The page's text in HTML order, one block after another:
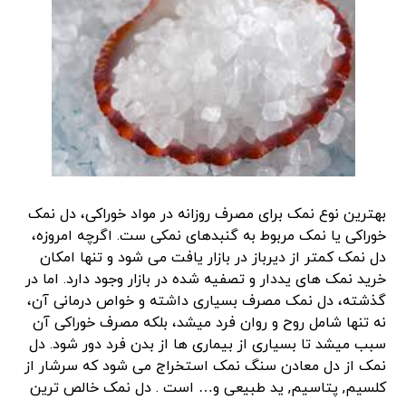
بهترین نوع نمک برای مصرف روزانه در مواد خوراکی، دل نمک
خوراکی یا نمک مربوط به گنبدهای نمکی ست. اگرچه امروزه،
دل نمک کمتر از دیرباز در بازار یافت می شود و تنها امکان
خرید نمک های یددار و تصفیه شده در بازار وجود دارد. اما در
گذشته، دل نمک مصرف بسیاری داشته و خواص درمانی آن،
نه تنها شامل روح و روان فرد میشد، بلکه مصرف خوراکی آن
سبب میشد تا بسیاری از بیماری ها از بدن فرد دور شود. دل
نمک از دل معادن سنگ نمک استخراج می شود که سرشار از
کلسیم, پتاسیم, ید طبیعی و… است . دل نمک خالص ترین